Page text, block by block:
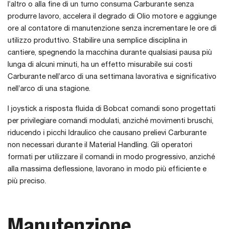
l’altro o alla fine di un turno consuma Carburante senza
produrre lavoro, accelera il degrado di Olio motore e aggiunge
ore al contatore di manutenzione senza incrementare le ore di
utilizzo produttivo. Stabilire una semplice disciplina in
cantiere, spegnendo la macchina durante qualsiasi pausa più
lunga di alcuni minuti, ha un effetto misurabile sui costi
Carburante nell’arco di una settimana lavorativa e significativo
nell’arco di una stagione.
I joystick a risposta fluida di Bobcat comandi sono progettati
per privilegiare comandi modulati, anziché movimenti bruschi,
riducendo i picchi Idraulico che causano prelievi Carburante
non necessari durante il Material Handling. Gli operatori
formati per utilizzare il comandi in modo progressivo, anziché
alla massima deflessione, lavorano in modo più efficiente e
più preciso.